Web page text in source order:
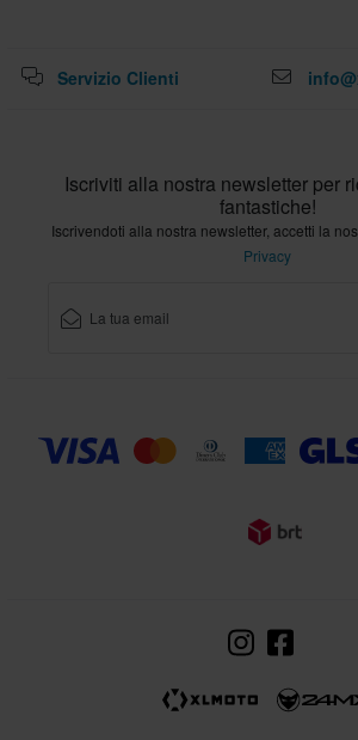
Servizio Clienti
Iscriviti alla nostra newsletter per
fantastiche!
Iscrivendoti alla nostra newsletter, accetti la
Privacy